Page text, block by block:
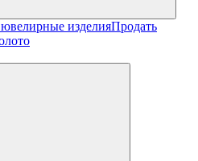
изделияПродать